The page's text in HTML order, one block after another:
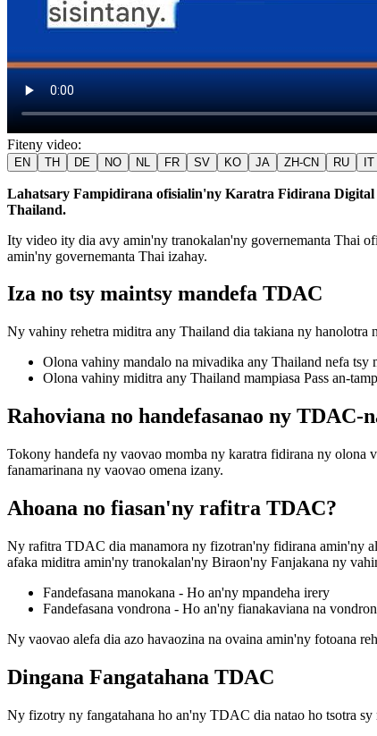
Fiteny video:
EN TH DE NO NL FR SV KO JA ZH-CN RU IT
Lahatsary Fampidirana ofisialin'ny Karatra Fidirana
Thailand.
Ity video ity dia avy amin'ny tranokalan'ny governemanta Thai
amin'ny governemanta Thai izahay.
Iza no tsy maintsy mandefa TDAC
Ny vahiny rehetra miditra any Thailand dia takiana ny
Olona vahiny mandalo na mivadika any Thailand nefa tsy
Olona vahiny miditra any Thailand mampiasa Pass an-
Rahoviana no handefasanao ny TDAC-
Tokony handefa ny vaovao momba ny karatra fidirana ny
fanamarinana ny vaovao omena izany.
Ahoana no fiasan'ny rafitra TDAC?
Ny rafitra TDAC dia manamora ny fizotran'ny fidirana amin'ny
afaka miditra amin'ny tranokalan'ny Biraon'ny Fanjakana ny
Fandefasana manokana - Ho an'ny mpandeha irery
Fandefasana vondrona - Ho an'ny fianakaviana na
Ny vaovao alefa dia azo havaozina na ovaina amin'ny fotoana
Dingana Fangatahana TDAC
Ny fizotry ny fangatahana ho an'ny TDAC dia natao ho tsotra